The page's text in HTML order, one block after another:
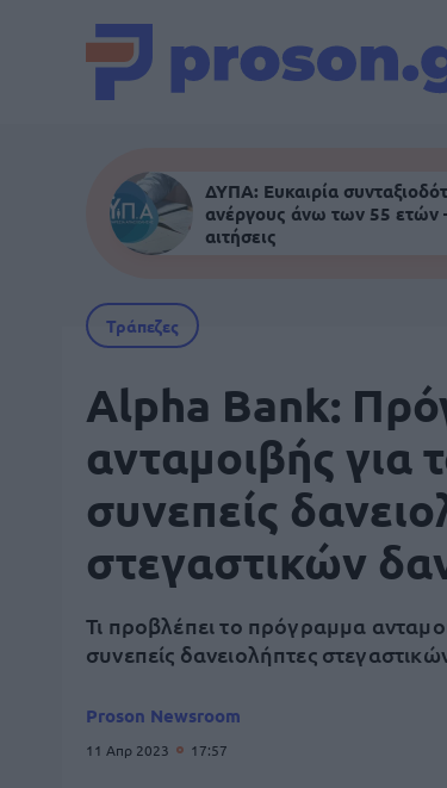
ΔΥΠΑ: Ευκαιρία
ανέργους άνω των 55 ετών
αιτήσεις
Τράπεζες
Alpha Bank:
ανταμοιβής για
συνεπείς
στεγαστικών
Τι προβλέπει το πρόγραμμα
συνεπείς δανειολήπτες
Proson Newsroom
11 Απρ 2023 17:57